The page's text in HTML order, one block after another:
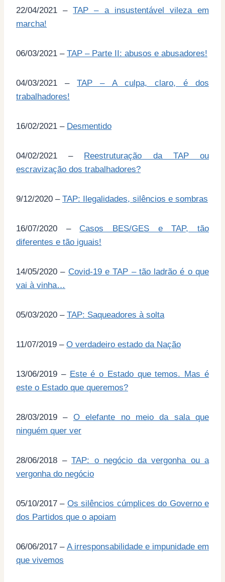
22/04/2021 –TAP – a insustentável vileza em
marcha!
06/03/2021 – TAP – Parte II: abusos e abusadores!
04/03/2021 –TAP – A culpa, claro, é dos
trabalhadores!
16/02/2021 – Desmentido
04/02/2021 – Reestruturação da TAP ou
escravização dos trabalhadores?
9/12/2020 – TAP: Ilegalidades, silêncios e sombras
16/07/2020 – Casos BES/GES e TAP, tão
diferentes e tão iguais!
14/05/2020 – Covid-19 e TAP – tão ladrão é o que
vai à vinha…
05/03/2020 – TAP: Saqueadores à solta
11/07/2019 – O verdadeiro estado da Nação
13/06/2019 – Este é o Estado que temos. Mas é
este o Estado que queremos?
28/03/2019 – O elefante no meio da sala que
ninguém quer ver
28/06/2018 – TAP: o negócio da vergonha ou a
vergonha do negócio
05/10/2017 – Os silêncios cúmplices do Governo e
dos Partidos que o apoiam
06/06/2017 – A irresponsabilidade e impunidade em
que vivemos